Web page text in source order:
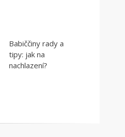
Babiččiny rady a
tipy: jak na
nachlazení?